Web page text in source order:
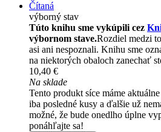
Čítaná
výborný stav
Túto knihu sme vykúpili cez
výbornom stave.Rozdiel medzi
asi ani nespoznali. Knihu sme
na niektorých obaloch zanechať
10,40 €
Na sklade
Tento produkt síce máme
iba posledné kusy a ďalšie už
možné, že bude onedlho úplne
ponáhľajte sa!